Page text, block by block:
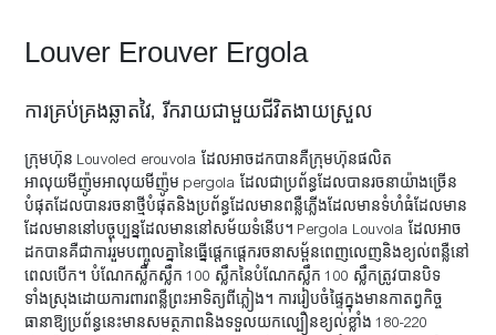
Louver Erouver Ergola
ការគ្រប់គ្រងឆ្លាតវៃ, រីករាយជាមួយជីវិតងាយស្រួល
ក្រុមហ៊ុន Louvoled erouvola ដែលអាចដកបានគឺក្រុមហ៊ុនផលិត
អាលុយមីញ៉ូមអាលុយមីញ៉ូម pergola ដែលជាប្រព័ន្ធដែលបានរចនាយ៉ាងច្រើន
បំផុតដែលបានរចនាថ្មីបំផុតនិងប្រព័ន្ធដែលមានពន្លឺភ្លើងដែលមានទំហំធំដែលមាន
ដែលមាននៅបច្ចុប្បន្នដែលមាននៅសម័យទំនើប។ Pergola Louvola ដែលអាច
ដកបានគឺជាការរួមបញ្ចូលគ្នានៃធ្នើផ្ដេកផ្ដេករចនាសម្ព័នពេញលេញនិងខ្យល់ពន្លឺនៅ
ពេលបើក។ បំណែកស្លឹកស្លឹក 100 ស្លឹកនៃបំណែកស្លឹក 100 ស្លឹកត្រូវបានបិទ
ទាំងស្រុងដោយការពារពន្លឺព្រះអាទិត្យពីភ្លៀង។ ការរៀបចំផ្ទៃក្នុងមានកាតព្វកិច្ច
ធានាឱ្យប្រព័ន្ធនេះមានសមត្ថភាពនិងទទួលយកល្បឿនខ្យល់ខ្លាំង 180-220